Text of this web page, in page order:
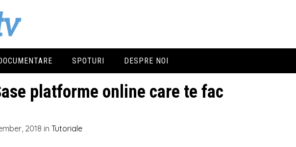
SPOTURI DESPRE NOI
Prezentare
platforme online care te fac
2018 in Tutoriale